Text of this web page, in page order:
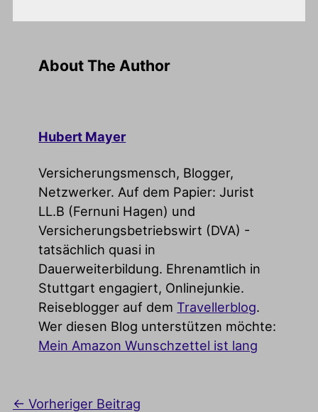
About The Author
Hubert Mayer
Versicherungsmensch, Blogger,
Netzwerker. Auf dem Papier: Jurist
LL.B (Fernuni Hagen) und
Versicherungsbetriebswirt (DVA) -
tatsächlich quasi in
Dauerweiterbildung. Ehrenamtlich in
Stuttgart engagiert, Onlinejunkie.
Reiseblogger auf dem Travellerblog.
Wer diesen Blog unterstützen möchte:
Mein Amazon Wunschzettel ist lang
← Vorheriger Beitrag